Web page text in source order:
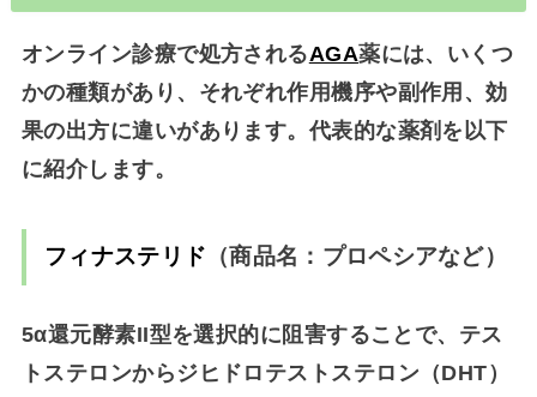
オンライン診療で処方されるAGA薬には、いくつ
かの種類があり、それぞれ作用機序や副作用、効
果の出方に違いがあります。代表的な薬剤を以下
に紹介します。
フィナステリド （商品名：プロペシアなど）
5α還元酵素II型を選択的に阻害することで、テス
トステロンからジヒドロテストステロン（DHT）